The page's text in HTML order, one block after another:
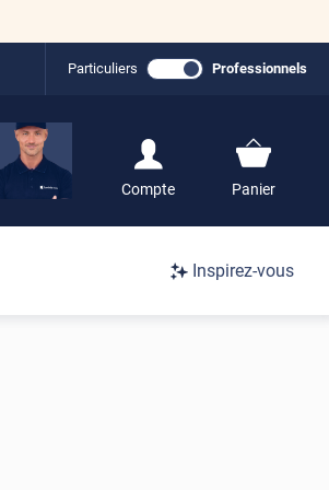
Particuliers Professionnels
Compte
S'inscrire / Se
Panier
Inspirez-vous